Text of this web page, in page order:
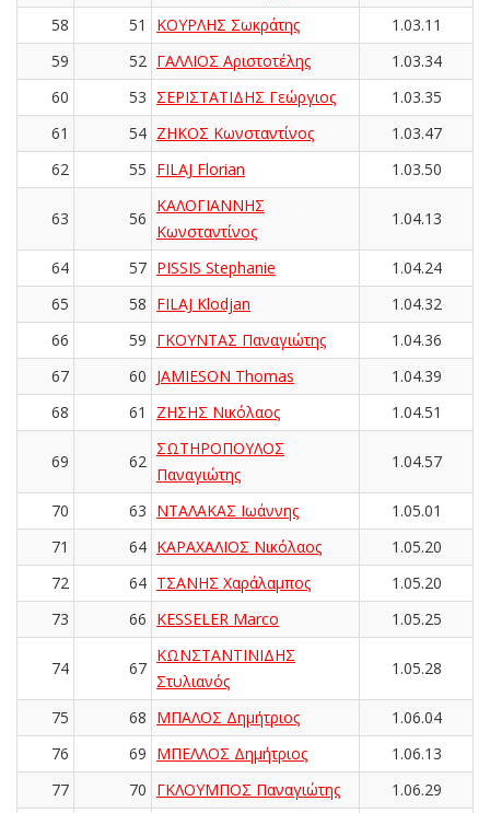
58
51 ΚΟΥΡΛΗΣ Σωκράτης
1.03.11
59
52 ΓΑΛΛΙΟΣ Αριστοτέλης
1.03.34
60
53 ΣΕΡΙΣΤΑΤΙΔΗΣ Γεώργιος
1.03.35
61
54 ΖΗΚΟΣ Κωνσταντίνος
1.03.47
62
55 FILAJ Florian 1.03.50
63 56
ΚΑΛΟΓΙΑΝΝΗΣ
Κωνσταντίνος
1.04.13
64 57 PISSIS Stephanie
1.04.24
65
58 FILAJ Klodjan
1.04.32
66
59 ΓΚΟΥΝΤΑΣ Παναγιώτης
1.04.36
67
60 JAMIESON Thomas
1.04.39
68
61 ΖΗΣΗΣ Νικόλαος 1.04.51
69 62
ΣΩΤΗΡΟΠΟΥΛΟΣ
Παναγιώτης
1.04.57
70 63 ΝΤΑΛΑΚΑΣ Ιωάννης
1.05.01
71
64 ΚΑΡΑΧΑΛΙΟΣ Νικόλαος
1.05.20
72
64 ΤΣΑΝΗΣ Χαράλαμπος
1.05.20
73
66 KESSELER Marco 1.05.25
74 67
ΚΩΝΣΤΑΝΤΙΝΙΔΗΣ
Στυλιανός
1.05.28
75 68 ΜΠΑΛΟΣ Δημήτριος
1.06.04
76
69 ΜΠΕΛΛΟΣ Δημήτριος
1.06.13
77
70 ΓΚΛΟΥΜΠΟΣ Παναγιώτης
1.06.29